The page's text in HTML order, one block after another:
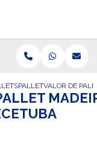
PALLETVALOR DE